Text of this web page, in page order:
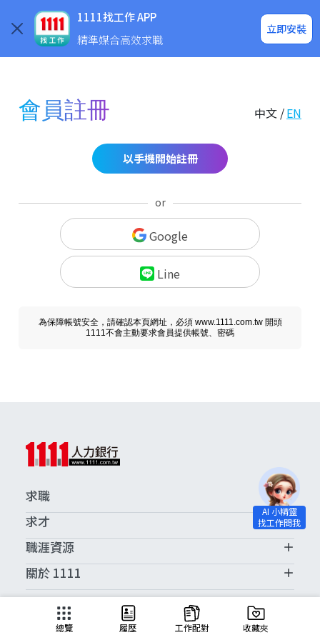
1111找工作 APP
精準媒合高效求職
立即安裝
企業求才
會員註冊 中文 /EN
以手機開始註冊
or
Google
Line
為保障帳號安全，請確認本頁網址，必須 www.1111.com.tw 開頭
1111不會主動要求會員提供帳號、密碼
求職
求才
職涯資源
關於 1111
求職服務中心
總覽 履歷 工作配對 收藏夾